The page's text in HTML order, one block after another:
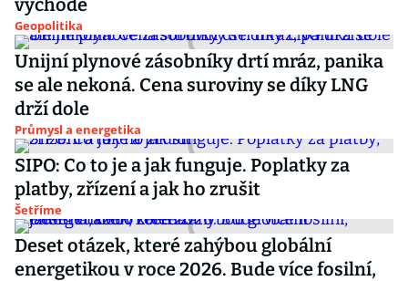
východě
Geopolitika
Unijní plynové zásobníky drtí mráz, panika
se ale nekoná. Cena suroviny se díky LNG
drží dole
Průmysl a energetika
SIPO: Co to je a jak funguje. Poplatky za
platby, zřízení a jak ho zrušit
Šetříme
Deset otázek, které zahýbou globální
energetikou v roce 2026. Bude více fosilní,